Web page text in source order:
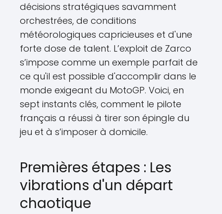
décisions stratégiques savamment
orchestrées, de conditions
météorologiques capricieuses et d'une
forte dose de talent. L’exploit de Zarco
s’impose comme un exemple parfait de
ce qu'il est possible d'accomplir dans le
monde exigeant du MotoGP. Voici, en
sept instants clés, comment le pilote
français a réussi à tirer son épingle du
jeu et à s’imposer à domicile.
Premières étapes : Les
vibrations d'un départ
chaotique